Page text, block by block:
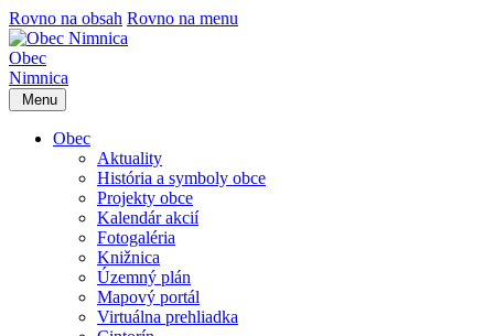
Rovno na obsah Rovno na menu
Obec
Nimnica
Menu
Obec
Aktuality
História a symboly obce
Projekty obce
Kalendár akcií
Fotogaléria
Knižnica
Územný plán
Mapový portál
Virtuálna prehliadka